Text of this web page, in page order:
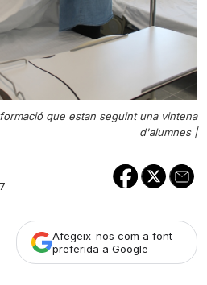
que estan seguint una vintena
d'alumnes |
Afegeix-nos com a font
preferida a Google